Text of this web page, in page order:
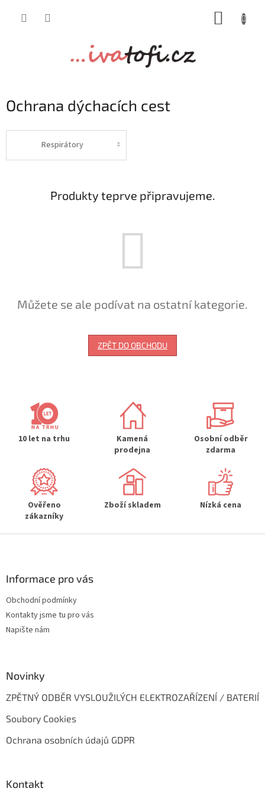
Ochrana dýchacích cest
Respirátory
Produkty teprve připravujeme.
Můžete se ale podívat na ostatní kategorie.
ZPĚT DO OBCHODU
10 let na trhu
Kamená
prodejna
Osobní odběr
zdarma
Ověřeno
zákazníky
Zboží skladem Nízká cena
Informace pro vás
Obchodní podmínky
Kontakty jsme tu pro vás
Napište nám
Novinky
ZPĚTNÝ ODBĚR VYSLOUŽILÝCH ELEKTROZAŘÍZENÍ / BATERIÍ
Soubory Cookies
Ochrana osobních údajů GDPR
Kontakt